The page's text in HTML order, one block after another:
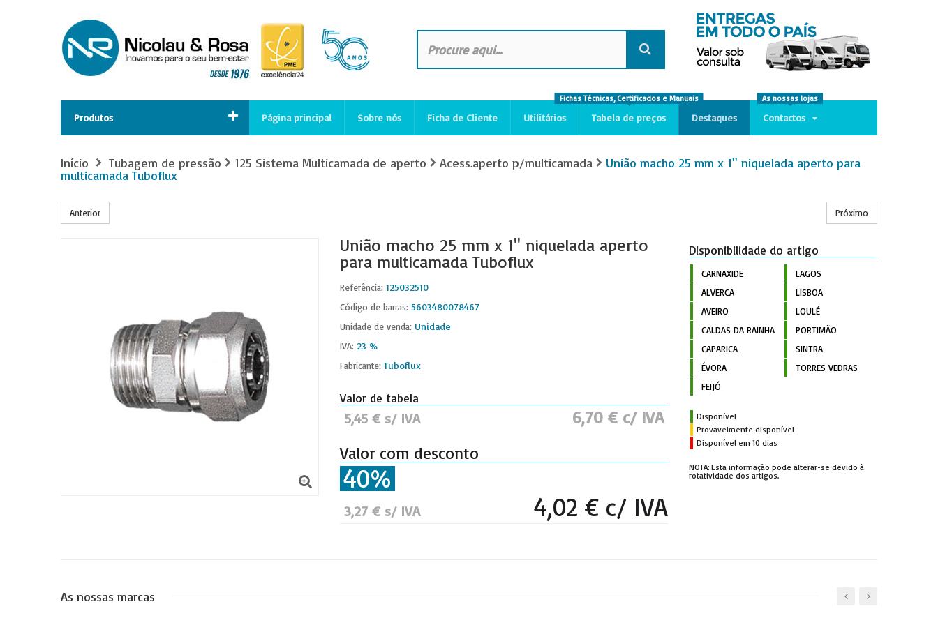
Produtos Página principal Sobre nós Ficha de Cliente Utilitários Tabela de preços
Fichas Técnicas, Certificados e Manuais
Destaques Contactos
As nossas lojas
Início Tubagem de pressão 125 Sistema Multicamada de aperto Acess.aperto p/multicamada
União macho 25 mm x 1'' niquelada aperto para
multicamada Tuboflux
Anterior Próximo
União macho 25 mm x 1'' niquelada aperto
para multicamada Tuboflux
Referência: 125032510
Código de barras: 5603480078467
Unidade de venda: Unidade
IVA: 23 %
Fabricante: Tuboflux
Valor de tabela
5,45 € s/ IVA 6,70 € c/ IVA
Valor com desconto
40%
3,27 € s/ IVA 4,02 € c/ IVA
Disponibilidade do artigo
CARNAXIDE
ALVERCA
AVEIRO
CALDAS DA RAINHA
CAPARICA
ÉVORA
FEIJÓ
LAGOS
LISBOA
LOULÉ
PORTIMÃO
SINTRA
TORRES VEDRAS
Disponível
Provavelmente disponível
Disponível em 10 dias
NOTA: Esta informação pode alterar-se devido à
rotatividade dos artigos.
As nossas marcas